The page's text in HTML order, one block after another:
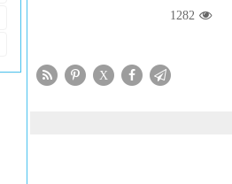
1282
X